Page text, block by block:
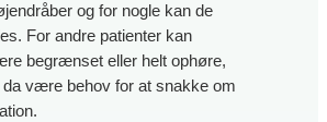
og for nogle kan de
For andre patienter kan
begrænset eller helt ophøre,
da være behov for at snakke om